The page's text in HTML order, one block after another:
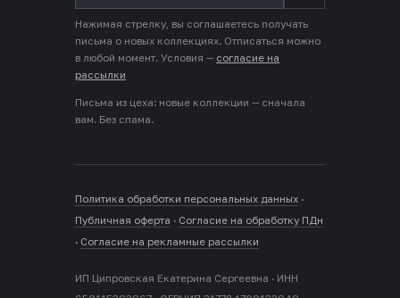
Нажимая стрелку, вы соглашаетесь получать
письма о новых коллекциях. Отписаться можно
в любой момент. Условия — согласие на
рассылки
Письма из цеха: новые коллекции — сначала
вам. Без спама.
Политика обработки персональных данных ·
Публичная оферта · Согласие на обработку ПДн
· Согласие на рекламные рассылки
ИП Ципровская Екатерина Сергеевна · ИНН